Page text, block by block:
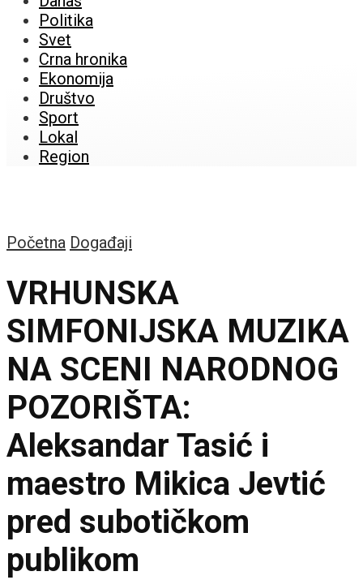
Politika
Svet
Crna hronika
Ekonomija
Društvo
Sport
Lokal
Region
Početna Događaji
VRHUNSKA
SIMFONIJSKA MUZIKA
NA SCENI NARODNOG
POZORIŠTA:
Aleksandar Tasić i
maestro Mikica Jevtić
pred subotičkom
publikom